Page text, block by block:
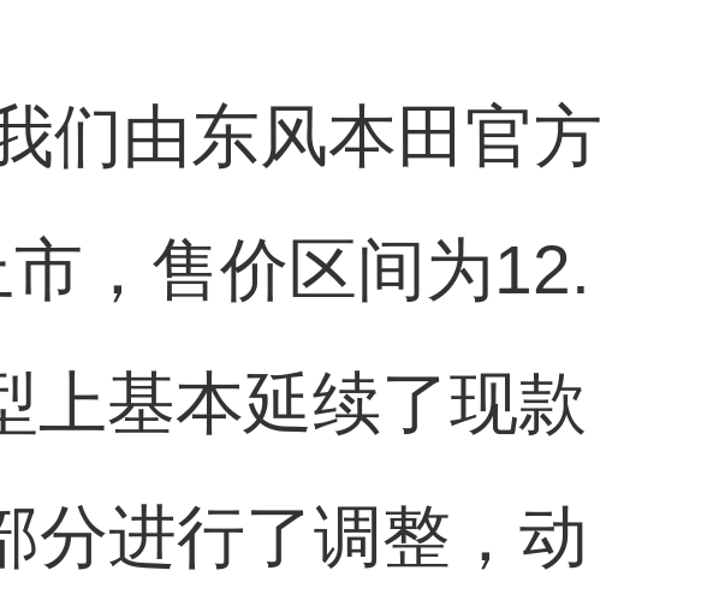
们由东风本田官方
，售价区间为12.
上基本延续了现款
分进行了调整，动